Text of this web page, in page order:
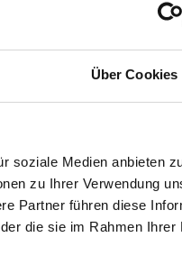
Über Cookies
soziale Medien anbieten
zu Ihrer Verwendung
Partner führen diese
die sie im Rahmen Ihrer